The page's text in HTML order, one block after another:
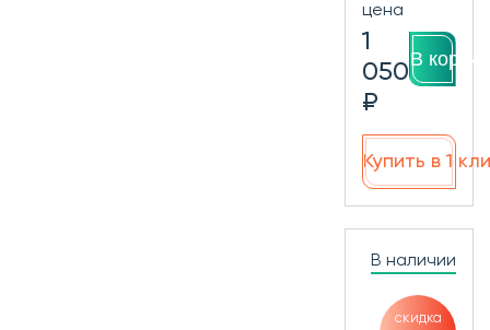
цена
1
050
₽
В
Купить в 1
В наличии
скидка